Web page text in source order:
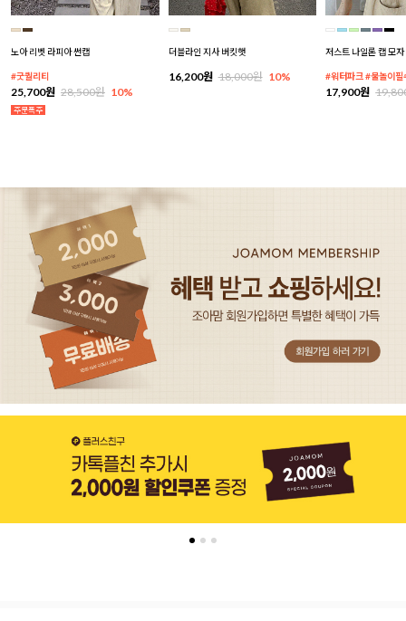
노아 리벳 라피아 썬캡
#굿퀄리티
25,700원 28,500원 10%
더블라인 지사 버킷햇
16,200원 18,000원 10%
저스트 나일론 캡 모자
#워터파크 #물놀이필
17,900원